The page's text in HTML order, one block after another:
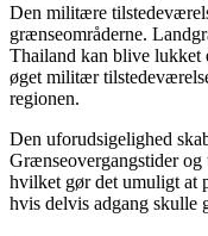
Den militære
grænseområderne.
Thailand kan blive lukket
øget militær
regionen.
Den uforudsigelighed
Grænseovergangstider
hvilket gør det umuligt at
hvis delvis adgang skulle